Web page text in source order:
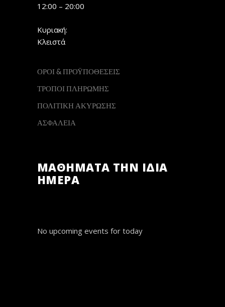
12:00 – 20:00
Κυριακή:
Κλειστά
ΟΡΟΙ & ΠΡΟΫΠΟΘΕΣΕΙΣ
ΤΡΟΠΟΙ ΠΛΗΡΩΜΗΣ
ΠΟΛΙΤΙΚΗ ΑΚΥΡΩΣΗΣ
ΑΣΦΑΛΕΙΑ
ΜΑΘΗΜΑΤΑ ΤΗΝ ΙΔΙΑ
ΗΜΕΡΑ
No upcoming events for today